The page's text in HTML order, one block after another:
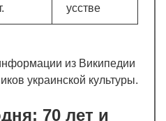
усстве
из Википедии
украинской культуры.
70 лет и